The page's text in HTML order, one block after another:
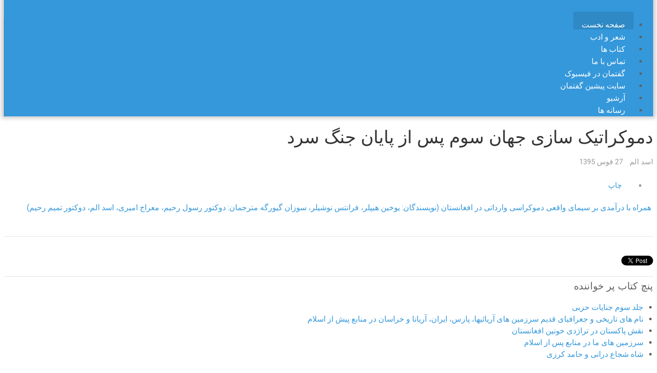
صفحه نخست
شعر و ادب
کتاب ها
تماس با ما
گفتمان در فیسبوک
سایت پیشین گفتمان
آرشیو
رسانه ها
دموکراتیک سازی جهان سوم پس از پایان جنگ سرد
اسد الم 27 قوس 1395
چاپ
همراه با درآمدی بر سیمای واقعی دموکراسی وارداتی در افغانستان (نویسندگان: یوخین هیپلر، فرانتس نوشیلر، سوزان گیورگه مترجمان: دوکتور رسول رحیم، معراج امیری، اسد الم، دوکتور تمیم رحیم)
پنچ کتاب پر خواننده
جلد سوم جنایات حزبی
نام های تاریخی و جغرافیای قدیم سرزمین های آریائیها، پارس، ایران، آریانا و خراسان در منابع پیش از اسلام
نقش پاکستان در تراژدی خونین افغانستان
سرزمین های ما در منابع پس از اسلام
شاه شجاع درانی و حامد کرزی